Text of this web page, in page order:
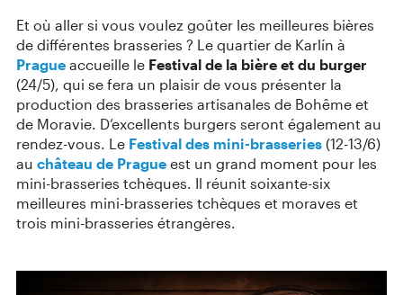
Et où aller si vous voulez goûter les meilleures bières
de différentes brasseries ? Le quartier de Karlín à
Prague accueille le Festival de la bière et du burger
(24/5), qui se fera un plaisir de vous présenter la
production des brasseries artisanales de Bohême et
de Moravie. D’excellents burgers seront également au
rendez-vous. Le Festival des mini-brasseries (12-13/6)
au château de Prague est un grand moment pour les
mini-brasseries tchèques. Il réunit soixante-six
meilleures mini-brasseries tchèques et moraves et
trois mini-brasseries étrangères.